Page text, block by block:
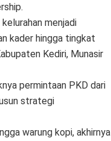
menjadi
kader hingga tingkat
Kediri, Munasir
permintaan PKD dari
strategi
warung kopi, akhirnya